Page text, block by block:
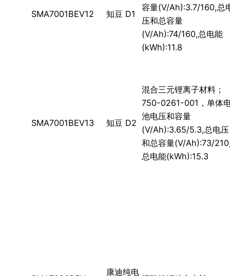
SMA7001BEV12 知豆 D1
容量(V/Ah):3.7/160,总
压和总容量
(V/Ah):74/160,总电能
(kWh):11.8
SMA7001BEV13 知豆 D2
混合三元锂离子材料；
750-0261-001，单体
池电压和容量
(V/Ah):3.65/5.3,总电压
和总容量(V/Ah):73/
总电能(kWh):15.3
康迪纯电